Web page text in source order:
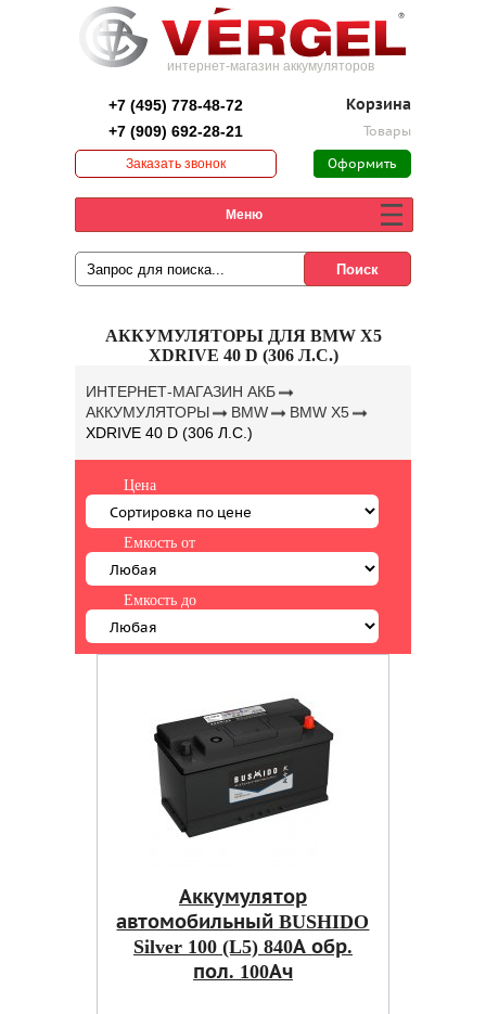
интернет-магазин аккумуляторов
+7 (495) 778-48-72
+7 (909) 692-28-21
Заказать звонок
Корзина
Товары
Оформить
Меню
АККУМУЛЯТОРЫ ДЛЯ BMW X5
XDRIVE 40 D (306 Л.С.)
ИНТЕРНЕТ-МАГАЗИН АКБ
АККУМУЛЯТОРЫ
BMW
BMW X5
XDRIVE 40 D (306 Л.С.)
Цена
Емкость от
Емкость до
Аккумулятор
автомобильный BUSHIDO
Silver 100 (L5) 840А обр.
пол. 100Ач